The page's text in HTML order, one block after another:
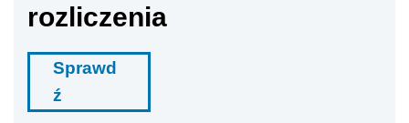
rozliczenia
Sprawd
ź